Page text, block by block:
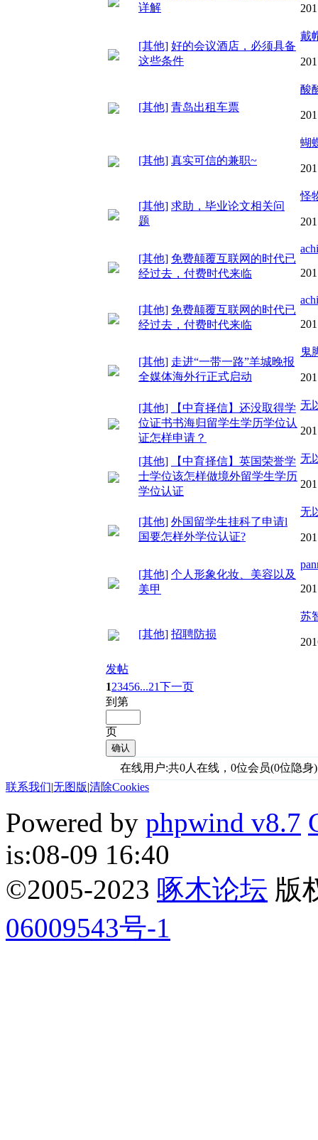
详解
[其他] 好的会议酒店，必须具备
这些条件
戴
[其他] 青岛出租车票
酸
[其他] 真实可信的兼职~
蝴
[其他] 求助，毕业论文相关问
题
怪
[其他] 免费颠覆互联网的时代已
经过去，付费时代来临
[其他] 免费颠覆互联网的时代已
经过去，付费时代来临
[其他] 走进“一带一路”羊城晚报
全媒体海外行正式启动
鬼
[其他]
【中育择信】还没取得学
位证书书海归留学生学历学位认
证怎样申请？
无
[其他]
【中育择信】英国荣誉学
士学位该怎样做境外留学生学历
学位认证
无
[其他] 外国留学生挂科了申请l
国要怎样外学位认证?
无
[其他] 个人形象化妆、美容以及
美甲
[其他] 招聘防损
苏
发帖
123456...21下一页
到第
页
确认
在线用户:共0人在线，0位会员(0位隐身)
联系我们|无图版|清除Cookies
Powered by phpwind v8.7
is:08-09 16:40
©2005-2023 啄木论坛 版
06009543号-1